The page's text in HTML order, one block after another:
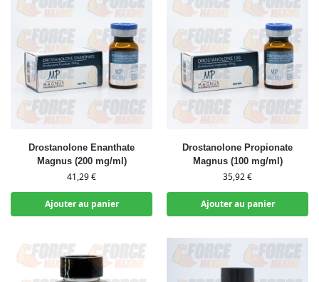
Drostanolone Enanthate
Magnus (200 mg/ml)
41,29€
Ajouter au panier
Drostanolone Propionate
Magnus (100 mg/ml)
35,92€
Ajouter au panier